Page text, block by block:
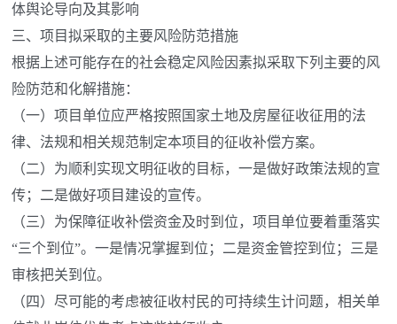
体舆论导向及其影响
三、项目拟采取的主要风险防范措施
根据上述可能存在的社会稳定风险因素拟采取下列主要的风
险防范和化解措施：
（一）项目单位应严格按照国家土地及房屋征收征用的法
律、法规和相关规范制定本项目的征收补偿方案。
（二）为顺利实现文明征收的目标，一是做好政策法规的宣
传；二是做好项目建设的宣传。
（三）为保障征收补偿资金及时到位，项目单位要着重落实
“三个到位”。一是情况掌握到位；二是资金管控到位；三是
审核把关到位。
（四）尽可能的考虑被征收村民的可持续生计问题，相关单